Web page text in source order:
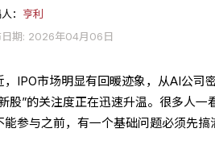
： 亨利
日期: 2026年04月06日
，IPO市场明显有回暖迹象，从AI公司
股”的关注度正在迅速升温。很多人
能参与之前，有一个基础问题必须先